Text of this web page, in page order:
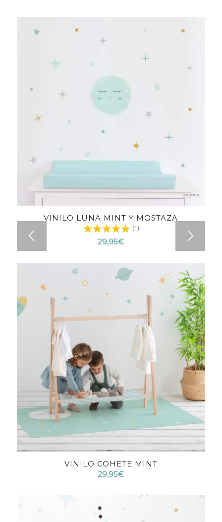
4.64
VINILO LUNA MINT Y MOSTAZA
(1)
29,95€
4.75
VINILO COHETE MINT
29,95€